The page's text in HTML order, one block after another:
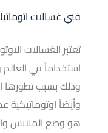
فني غسالات
تعتبر الغسالات
استخداماً في
وذلك بسبب تطورها
وأيضاً
هو وضع الملابس